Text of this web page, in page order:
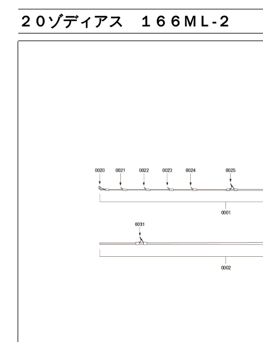
２０ゾディアス １６６ＭＬ‐２